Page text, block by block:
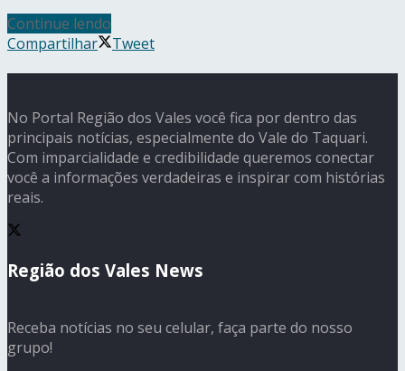
Continue lendo
Compartilhar
Tweet
No Portal Região dos Vales você fica por dentro das
principais notícias, especialmente do Vale do Taquari.
Com imparcialidade e credibilidade queremos conectar
você a informações verdadeiras e inspirar com histórias
reais.
Região dos Vales News
Receba notícias no seu celular, faça parte do nosso
grupo!